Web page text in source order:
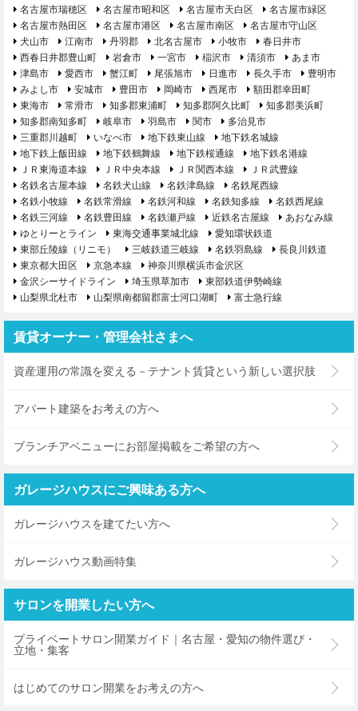
名古屋市瑞穂区
名古屋市昭和区 名古屋市天白区
名古屋市緑区
名古屋市熱田区
名古屋市港区 名古屋市南区
名古屋市守山区
犬山市
江南市 丹羽郡 北名古屋市 小牧市
春日井市
西春日井郡豊山町
岩倉市 一宮市 稲沢市 清須市
あま市
津島市
愛西市 蟹江町 尾張旭市 日進市 長久手市
豊明市
みよし市
安城市 豊田市 岡崎市 西尾市
額田郡幸田町
東海市
常滑市 知多郡東浦町 知多郡阿久比町
知多郡美浜町
知多郡南知多町
岐阜市 羽島市 関市
多治見市
三重郡川越町
いなべ市 地下鉄東山線
地下鉄名城線
地下鉄上飯田線
地下鉄鶴舞線 地下鉄桜通線
地下鉄名港線
ＪＲ東海道本線
ＪＲ中央本線 ＪＲ関西本線
ＪＲ武豊線
名鉄名古屋本線
名鉄犬山線 名鉄津島線
名鉄尾西線
名鉄小牧線
名鉄常滑線 名鉄河和線 名鉄知多線
名鉄西尾線
名鉄三河線
名鉄豊田線 名鉄瀬戸線 近鉄名古屋線
あおなみ線
ゆとりーとライン
東海交通事業城北線
愛知環状鉄道
東部丘陵線（リニモ）
三岐鉄道三岐線 名鉄羽島線
長良川鉄道
東京都大田区
京急本線
神奈川県横浜市金沢区
金沢シーサイドライン
埼玉県草加市
東部鉄道伊勢崎線
山梨県北杜市
山梨県南都留郡富士河口湖町 富士急行線
賃貸オーナー・管理会社さまへ
資産運用の常識を変える－テナント賃貸という新しい選択肢
アパート建築をお考えの方へ
ブランチアベニューにお部屋掲載をご希望の方へ
ガレージハウスにご興味ある方へ
ガレージハウスを建てたい方へ
ガレージハウス動画特集
サロンを開業したい方へ
プライベートサロン開業ガイド｜名古屋・愛知の物件選び・
立地・集客
はじめてのサロン開業をお考えの方へ